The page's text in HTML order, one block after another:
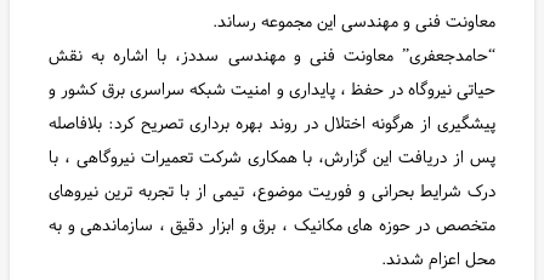
معاونت فنی و مهندسی این مجموعه رساند.
“حامدجعفری” معاونت فنی و مهندسی سددز، با اشاره به نقش
حیاتی نیروگاه در حفظ ، پایداری و امنیت شبکه سراسری برق کشور و
پیشگیری از هرگونه اختلال در روند بهره برداری تصریح کرد: بلافاصله
پس از دریافت این گزارش، با همکاری شرکت تعمیرات نیروگاهی ، با
درک شرایط بحرانی و فوریت موضوع، تیمی از با تجربه ترین نیروهای
متخصص در حوزه های مکانیک ، برق و ابزار دقیق ، سازماندهی و به
محل اعزام شدند.